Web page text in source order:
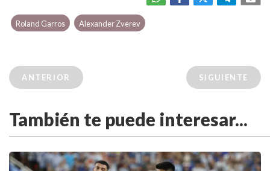
Roland Garros Alexander Zverev
ANTERIOR SIGUIENTE
También te puede interesar...